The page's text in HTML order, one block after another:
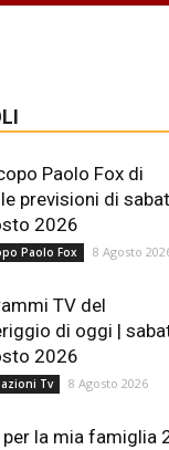
Paolo Fox di
previsioni di
2026
Paolo Fox 8 Agosto
TV del
di oggi |
2026
Tv 8 Agosto 2026
la mia famiglia